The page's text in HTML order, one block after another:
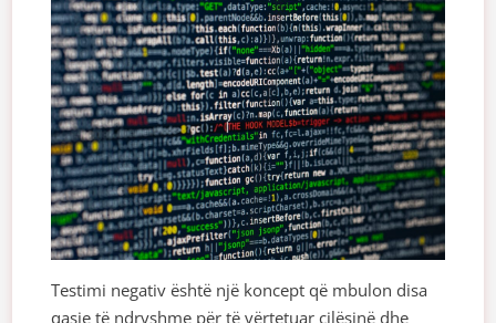
Testimi negativ është një koncept që mbulon disa
qasje të ndryshme për të vërtetuar cilësinë dhe